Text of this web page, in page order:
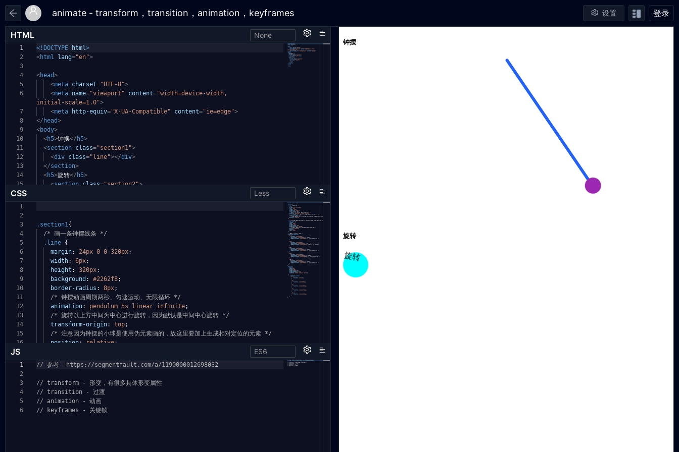
设置 登录
HTML None
1
2
3
4
5
6
7
8
9
10
11
12
13
14
15
<!DOCTYPE html>
<html lang="en">
<head>
<meta charset="UTF-8">
<meta name="viewport" content="width=device-width,
initial-scale=1.0">
<meta http-equiv="X-UA-Compatible" content="ie=edge">
</ head>
<body>
<h5>钟摆</ h5>
<section class="section1">
<div class="line"></div>
</section>
<h5>旋转</ h5>
<section class="section2">
CSS Less
1
2
3
4
5
6
7
8
9
10
11
12
13
14
15
16
.section1{
/* 画一条钟摆线条 */
.line {
margin: 24px 0 0 320px;
width: 6px;
height : 320px;
background : #2262f8;
border-radius : 8px;
/* 钟摆动画周期两秒、匀速运动、无限循环 */
animation: pendulum 5s linear infinite;
/* 旋转以上方中间为中心进行旋转，因为默认是中间中心旋转 */
transform-origin: top;
/* 注意因为钟摆的小球是使用伪元素画的，故这里要加上生成相对定位的元素 */
position: relative;
JS ES6
1
2
3
4
5
6
// 参考 -https://segmentfault.com/a/1190000012698032
// transform - 形变，有很多具体形变属性
// transition - 过渡
// animation - 动画
// keyframes - 关键帧